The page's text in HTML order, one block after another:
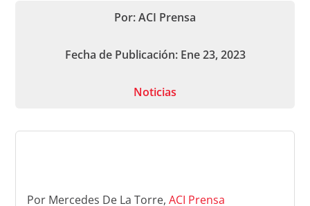
Por: ACI Prensa
Fecha de Publicación: Ene 23, 2023
Noticias
Por Mercedes De La Torre,ACI Prensa